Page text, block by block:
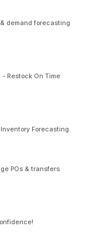
demand forecasting
Restock On Time
Forecasting.
POs & transfers